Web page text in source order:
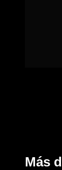
Más